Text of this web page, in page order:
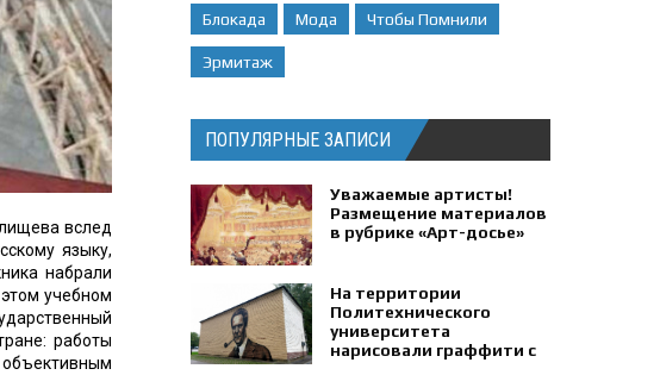
вслед
языку,
набрали
учебном
работы
Блокада Мода Чтобы Помнили
Эрмитаж
ПОПУЛЯРНЫЕ ЗАПИСИ
Уважаемые артисты!
Размещение материалов
в рубрике «Арт-досье»
На территории
Политехнического
университета
нарисовали граффити с